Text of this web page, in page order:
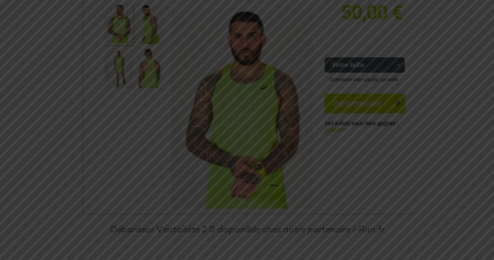
Débardeur Ventailate 2.0 disponible chez notre partenaire i-Run.fr